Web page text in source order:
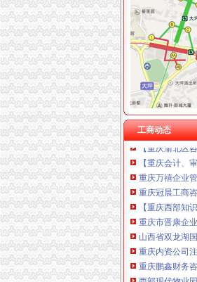
工商动态
双龙湖代办执照
渤海金控投资
五洋通信：法
【物资】新建
成都市投资项
重庆叠加式减
庆云县双龙湖
重庆开言财务
【重庆渝北区
【重庆会计、
重庆万禧企业
重庆冠晨工商
【重庆西部知
重庆市晋康企
山西省双龙湖
重庆内资公司
重庆鹏鑫财务
西部现代物业
重庆金奈优置